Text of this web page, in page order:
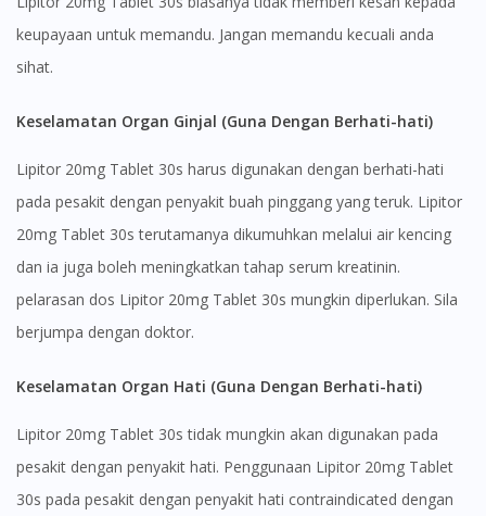
keupayaan untuk memandu. Jangan memandu kecuali anda
sihat.
Keselamatan Organ Ginjal (Guna Dengan Berhati-hati)
Lipitor 20mg Tablet 30s harus digunakan dengan berhati-hati
pada pesakit dengan penyakit buah pinggang yang teruk. Lipitor
20mg Tablet 30s terutamanya dikumuhkan melalui air kencing
dan ia juga boleh meningkatkan tahap serum kreatinin.
pelarasan dos Lipitor 20mg Tablet 30s mungkin diperlukan. Sila
berjumpa dengan doktor.
Keselamatan Organ Hati (Guna Dengan Berhati-hati)
Lipitor 20mg Tablet 30s tidak mungkin akan digunakan pada
pesakit dengan penyakit hati. Penggunaan Lipitor 20mg Tablet
30s pada pesakit dengan penyakit hati contraindicated dengan